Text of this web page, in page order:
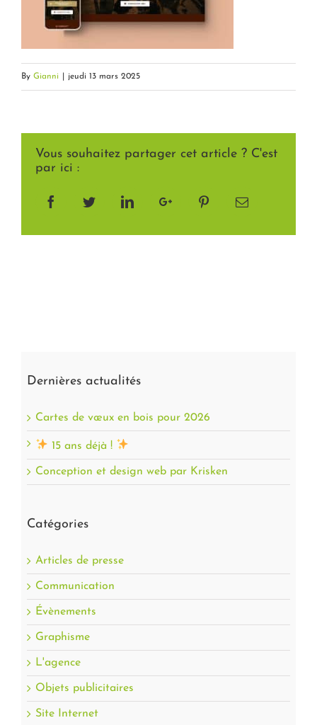
By Gianni jeudi 13 mars 2025
Vous souhaitez partager cet article ? C'est
par ici :
FacebookTwitterLinkedInGoogle+ PinterestEmail
Dernières actualités
Cartes de vœux en bois pour 2026
15 ans déjà !
Conception et design web par Krisken
Catégories
Articles de presse
Communication
Évènements
Graphisme
L'agence
Objets publicitaires
Site Internet